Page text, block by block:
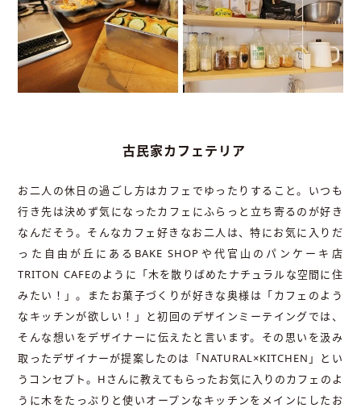
古民家カフェテリア
お二人の休日の過ごし方はカフェでゆったりすること。いつも
行き先は決めず気になったカフェにふらっと立ち寄るのが好き
なんだそう。そんなカフェ好きなお二人は、特にお気に入りだ
った自由が丘にあるBAKE SHOPや代官山のパンケーキ店
TRITON CAFEのように「木を散りばめたナチュラルな空間に住
みたい！」。またお菓子づくりが好きな奥様は「カフェのよう
なキッチンが欲しい！」と初回のデザインミーテイングでは、
そんな想いをデザイナーに伝えたと言います。その思いを汲み
取ったデザイナーが提案したのは「NATURAL×KITCHEN」とい
うコンセプト。Hさんに教えてもらったお気に入りのカフェのよ
うに木をたっぷりと使いオープンなキッチンをメインにしたお